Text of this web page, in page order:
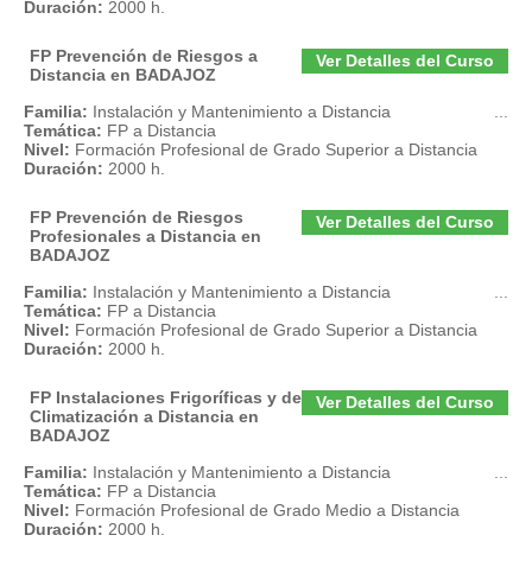
Duración: 2000 h.
Ver Detalles del Curso
FP Prevención de Riesgos a
Distancia en BADAJOZ
Familia: Instalación y Mantenimiento a Distancia
Temática: FP a Distancia
Nivel: Formación Profesional de Grado Superior a Distancia
Duración: 2000 h.
Ver Detalles del Curso
FP Prevención de Riesgos
Profesionales a Distancia en
BADAJOZ
Familia: Instalación y Mantenimiento a Distancia
Temática: FP a Distancia
Nivel: Formación Profesional de Grado Superior a Distancia
Duración: 2000 h.
Ver Detalles del Curso
FP Instalaciones Frigoríficas y de
Climatización a Distancia en
BADAJOZ
Familia: Instalación y Mantenimiento a Distancia
Temática: FP a Distancia
Nivel: Formación Profesional de Grado Medio a Distancia
Duración: 2000 h.